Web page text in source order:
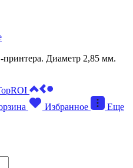
Диаметр 2,85 мм.
Избранное
Еще